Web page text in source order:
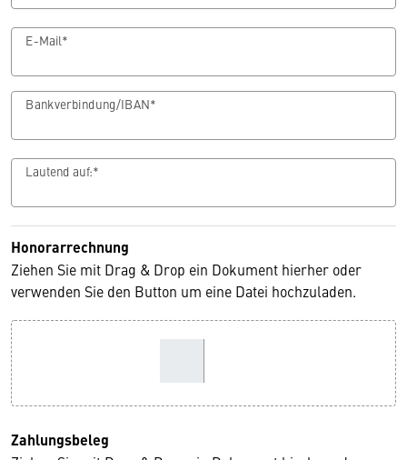
E-Mail*
Bankverbindung/IBAN*
Lautend auf:*
Honorarrechnung
Ziehen Sie mit Drag & Drop ein Dokument hierher oder
verwenden Sie den Button um eine Datei hochzuladen.
Zahlungsbeleg